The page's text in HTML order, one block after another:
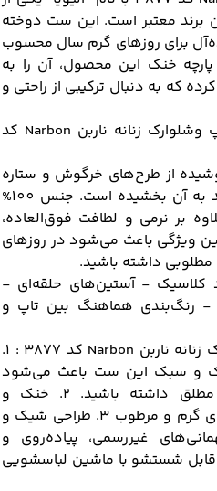
برند معتبر است. این ست دوخته
انتخابی ایده‌آل برای روزهای گرم سال محسوب
خنک این محصول، آن را به
که به دنبال ترکیبی از راحتی و
وشلوارک زنانه ناربن Narbon
کد
از طرح‌های خرگوش و ستاره
است که ظاهری شاد و جوان پسند به آن بخشیده است. جنس 100%
بر نرمی و لطافت فوق‌العاده،
ویژگی باعث می‌شود در روزهای
داشته باشید.
کلاسیک - آستین‌های حلقه‌ای -
- رنگ‌بندی هماهنگ بین تاپ و
مزایای استفاده از ست تاپ وشلوارک زنانه ناربن Narbon کد 3877 : 1.
و سبک این ست باعث می‌شود
هنگام پوشیدن احساس راحتی مطلق داشته باشید. 2. خنک و
تنفس‌پذیر : مناسب برای آب و هوای گرم و مرطوب 3. طراحی شیک و
غیررسمی، پیاده‌روی و
آسان : قابل شستشو با ماشین لباسشویی